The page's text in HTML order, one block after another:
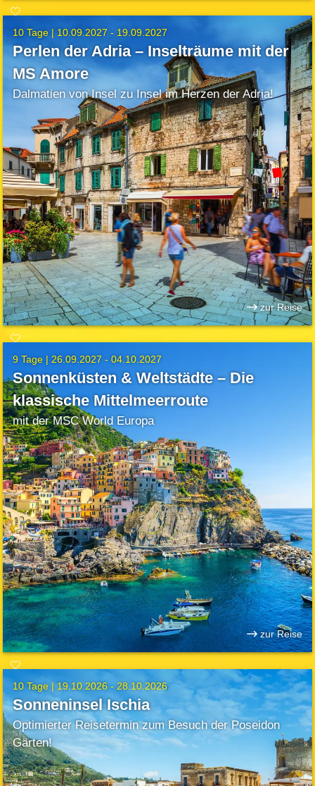
10 Tage | 10.09.2027 - 19.09.2027
Perlen der Adria – Inselträume mit der
MS Amore
Dalmatien von Insel zu Insel im Herzen der Adria!
zur Reise
9 Tage | 26.09.2027 - 04.10.2027
Sonnenküsten & Weltstädte – Die
klassische Mittelmeerroute
mit der MSC World Europa
zur Reise
10 Tage |19.10.2026 - 28.10.2026
Sonneninsel Ischia
Optimierter Reisetermin zum Besuch der Poseidon
Gärten!